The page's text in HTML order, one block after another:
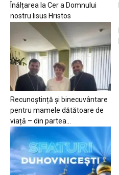
Înălțarea la Cer a Domnului
nostru Iisus Hristos
Recunoștință și binecuvântare
pentru mamele dătătoare de
viață – din partea...